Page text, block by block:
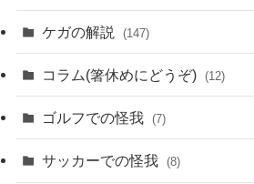
ケガの解説 (147)
コラム(箸休めにどうぞ) (12)
ゴルフでの怪我 (7)
サッカーでの怪我 (8)